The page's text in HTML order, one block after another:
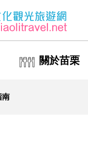
關於苗栗
南